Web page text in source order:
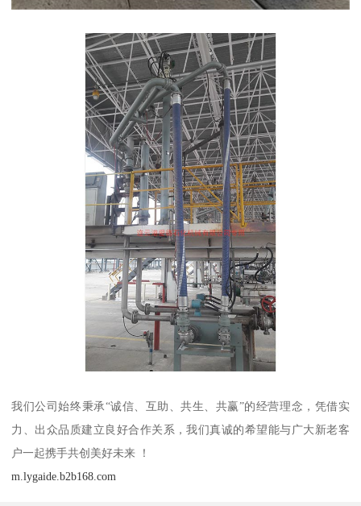
我们公司始终秉承“诚信、互助、共生、共赢”的经营理念，凭借实
力、出众品质建立良好合作关系，我们真诚的希望能与广大新老客
户一起携手共创美好未来 ！
m.lygaide.b2b168.com